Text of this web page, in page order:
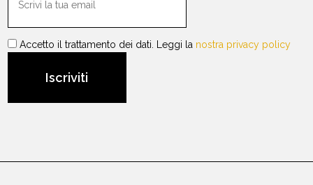
Accetto il trattamento dei dati. Leggi la nostra privacy policy